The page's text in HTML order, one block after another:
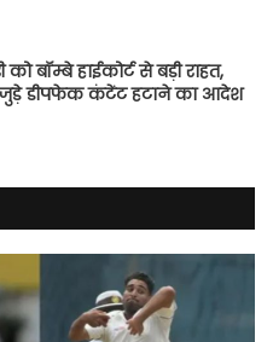
बॉम्बे हाईकोर्ट से बड़ी राहत,
जुड़े डीपफेक कंटेंट हटाने का आदेश